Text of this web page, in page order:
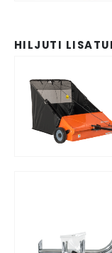
HILJUTI